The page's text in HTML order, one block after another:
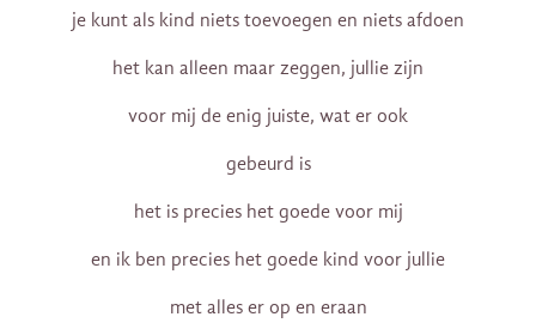
je kunt als kind niets toevoegen en niets afdoen
het kan alleen maar zeggen, jullie zijn
voor mij de enig juiste, wat er ook
gebeurd is
het is precies het goede voor mij
en ik ben precies het goede kind voor jullie
met alles er op en eraan